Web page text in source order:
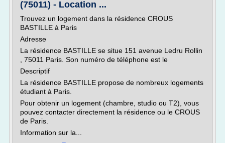
(75011) - Location ...
Trouvez un logement dans la résidence CROUS
BASTILLE à Paris
Adresse
La résidence BASTILLE se situe 151 avenue Ledru Rollin
, 75011 Paris. Son numéro de téléphone est le
Descriptif
La résidence BASTILLE propose de nombreux logements
étudiant à Paris.
Pour obtenir un logement (chambre, studio ou T2), vous
pouvez contacter directement la résidence ou le CROUS
de Paris.
Information sur la...